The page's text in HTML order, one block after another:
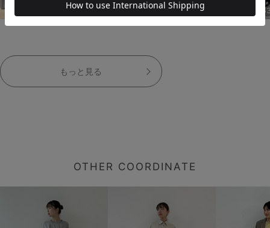
163cm
もっと見る
OTHER COORDINATE